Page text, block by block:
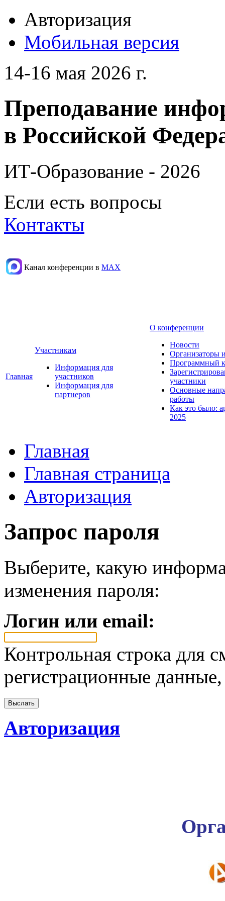
Авторизация
Мобильная версия
14-16 мая 2026 г.
Преподавание
в Российской
ИТ-Образование - 2026
Если есть вопросы
Контакты
Канал конференции в МАХ
Главная
Участникам
Информация для
участников
Информация для
партнеров
О конференции
Новости
Организаторы
Программный
участники
Основные
работы
Как это было:
2025
Главная
Главная страница
Авторизация
Запрос пароля
Выберите, какую
изменения пароля:
Логин или email:
Контрольная строка для
регистрационные
Авторизация